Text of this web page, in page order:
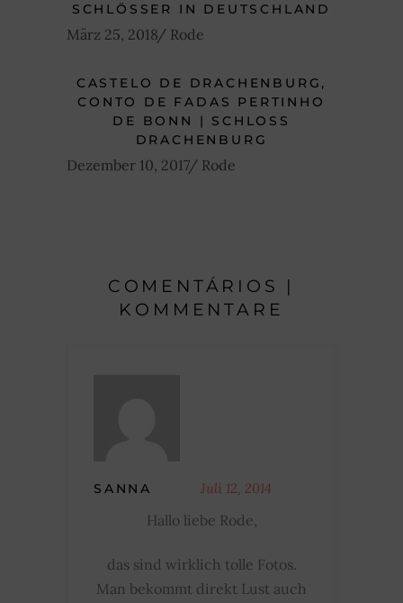
SCHLÖSSER IN DEUTSCHLAND
März 25, 2018 Rode
CASTELO DE DRACHENBURG,
CONTO DE FADAS PERTINHO
DE BONN | SCHLOSS
DRACHENBURG
Dezember 10, 2017 Rode
COMENTÁRIOS |
KOMMENTARE
SANNA Juli 12, 2014
Hallo liebe Rode,
das sind wirklich tolle Fotos.
Man bekommt direkt Lust auch